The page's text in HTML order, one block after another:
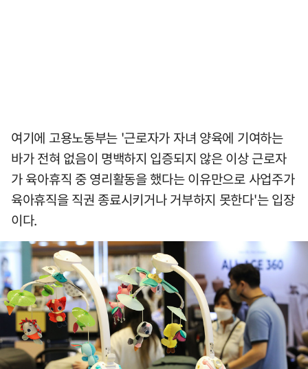
여기에 고용노동부는 '근로자가 자녀 양육에 기여하는
바가 전혀 없음이 명백하지 입증되지 않은 이상 근로자
가 육아휴직 중 영리활동을 했다는 이유만으로 사업주가
육아휴직을 직권 종료시키거나 거부하지 못한다'는 입장
이다.